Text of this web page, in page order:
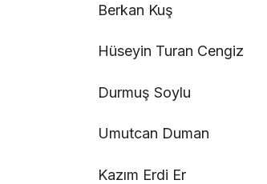
Berkan Kuş
Hüseyin Turan Cengiz
Durmuş Soylu
Umutcan Duman
Kazım Erdi Er